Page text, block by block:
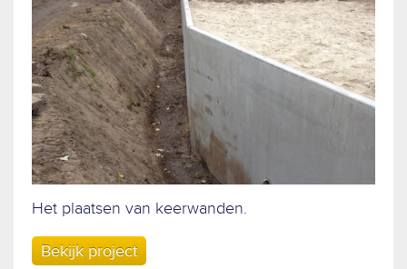
Het plaatsen van keerwanden.
Bekijk project